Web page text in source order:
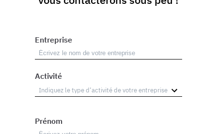
Entreprise
Activité
Prénom